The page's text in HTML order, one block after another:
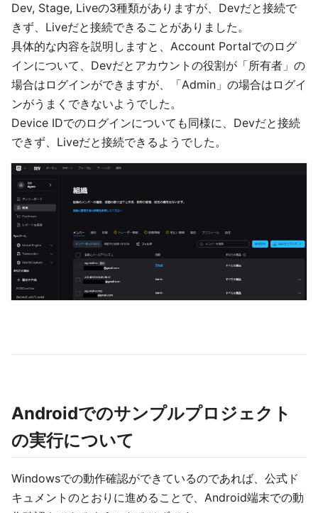
Dev, Stage, Liveの3種類がありますが、Devだと接続で
きず、Liveだと接続できることがありました。
具体的な内容を説明しますと、Account Portalでのログ
インについて、Devだとアカウントの役割が「所有者」の
場合はログインができますが、「Admin」の場合はログイ
ンがうまくできないようでした。
Device IDでのログインについても同様に、Devだと接続
できず、Liveだと接続できるようでした。
Androidでのサンプルプロジェクト
の実行について
Windowsでの動作確認ができているのであれば、公式ド
キュメントのとおりに進めることで、Android端末での動